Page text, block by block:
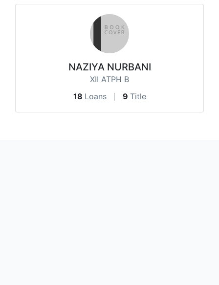
NAZIYA NURBANI
XII ATPH B
18 Loans 9 Title